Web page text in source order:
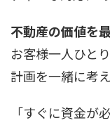
不動産の価値を
お客様一人ひと
計画を一緒に考
「すぐに資金が